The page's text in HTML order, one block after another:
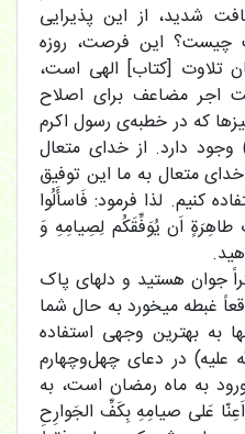
شدید، از این پذیرایی
چیست؟ این فرصت، روزه
تلاوت [کتاب] الهی است،
اجر مضاعف برای اصلاح
که در خطبه‌ی رسول اکرم
دارد. از خدای متعال
خدای متعال به ما این توفیق
کنیم. لذا فرمود: فَاسأَلُوا
طاهِرَةٍ اَن یُوَفِّقَکُم لِصِیامِهِ وَ
جوان هستید و دلهای پاک
غبطه میخورد به حال شما
به بهترین وجهی استفاده
در دعای چهل‌وچهارم
به ماه رمضان است، به
عَلی صیامِهِ بِکَفِّ الجَوارِحِ